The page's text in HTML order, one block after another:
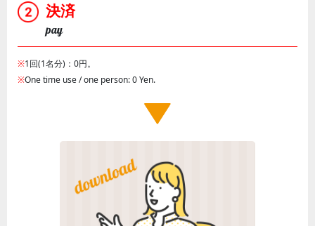
決済
pay
※1回(1名分)：0円。
※One time use / one person: 0 Yen.